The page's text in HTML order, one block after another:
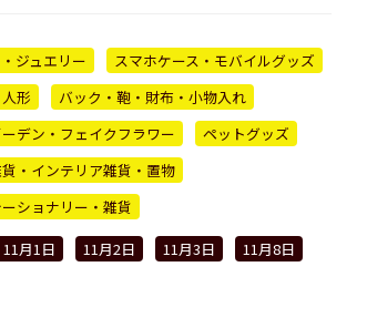
ジュエリー
スマホケース・モバイルグッズ
形
バック・鞄・財布・小物入れ
デン・フェイクフラワー
ペットグッズ
・インテリア雑貨・置物
ショナリー・雑貨
11月1日 11月2日 11月3日
11月8日